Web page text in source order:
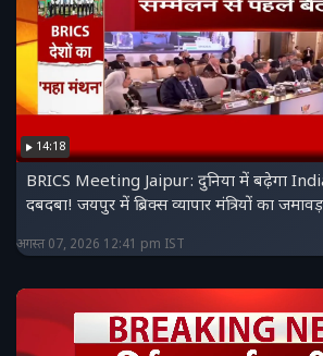
14:18
BRICS Meeting Jaipur: दुनिया में बढ़ेगा
दबदबा! जयपुर में ब्रिक्स व्यापार मंत्रियों का
अगस्त 07, 2026 12:41 pm IST